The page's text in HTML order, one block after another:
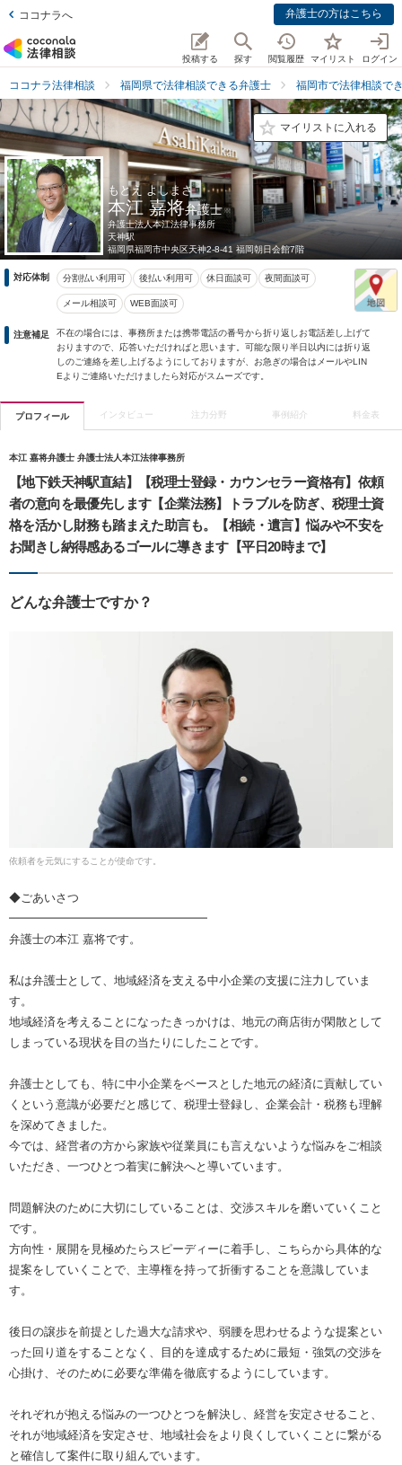
ココナラへ 弁護士の方はこちら
投稿する 探す 閲覧履歴 マイリスト ログイン
ココナラ法律相談 福岡県で法律相談できる弁護士 福岡市で法律相談で
マイリストに入れる
もとえ よしまさ
本江 嘉将弁護士
弁護士法人本江法律事務所
天神駅
福岡県福岡市中央区天神2-8-41 福岡朝日会館7階
対応体制 分割払い利用可 後払い利用可 休日面談可 夜間面談可
メール相談可 WEB面談可
注意補足
不在の場合には、事務所または携帯電話の番号から折り返しお電話差し上げて
おりますので、応答いただければと思います。可能な限り半日以内には折り返
しのご連絡を差し上げるようにしておりますが、お急ぎの場合はメールやLIN
Eよりご連絡いただけましたら対応がスムーズです。
プロフィール インタビュー 注力分野 事例紹介 料金表
本江 嘉将弁護士 弁護士法人本江法律事務所
【地下鉄天神駅直結】【税理士登録・カウンセラー資格有】依頼
者の意向を最優先します【企業法務】トラブルを防ぎ、税理士資
格を活かし財務も踏まえた助言も。【相続・遺言】悩みや不安を
お聞きし納得感あるゴールに導きます【平日20時まで】
どんな弁護士ですか？
依頼者を元気にすることが使命です。
◆ごあいさつ
━━━━━━━━━━━━━━━━━
弁護士の本江 嘉将です。
私は弁護士として、地域経済を支える中小企業の支援に注力していま
す。
地域経済を考えることになったきっかけは、地元の商店街が閑散として
しまっている現状を目の当たりにしたことです。
弁護士としても、特に中小企業をベースとした地元の経済に貢献してい
くという意識が必要だと感じて、税理士登録し、企業会計・税務も理解
を深めてきました。
今では、経営者の方から家族や従業員にも言えないような悩みをご相談
いただき、一つひとつ着実に解決へと導いています。
問題解決のために大切にしていることは、交渉スキルを磨いていくこと
です。
方向性・展開を見極めたらスピーディーに着手し、こちらから具体的な
提案をしていくことで、主導権を持って折衝することを意識していま
す。
後日の譲歩を前提とした過大な請求や、弱腰を思わせるような提案とい
った回り道をすることなく、目的を達成するために最短・強気の交渉を
心掛け、そのために必要な準備を徹底するようにしています。
それぞれが抱える悩みの一つひとつを解決し、経営を安定させること、
それが地域経済を安定させ、地域社会をより良くしていくことに繋がる
と確信して案件に取り組んでいます。